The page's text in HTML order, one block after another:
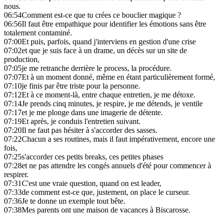
nous.
06:54Comment est-ce que tu crées ce bouclier magique ?
06:56Il faut être empathique pour identifier les émotions sans être
totalement contaminé.
07:00Et puis, parfois, quand j'interviens en gestion d'une crise
07:02et que je suis face à un drame, un décès sur un site de
production,
07:05je me retranche derrière le process, la procédure.
07:07Et à un moment donné, même en étant particulièrement formé,
07:10je finis par être triste pour la personne.
07:12Et à ce moment-là, entre chaque entretien, je me détoxe.
07:14Je prends cinq minutes, je respire, je me détends, je ventile
07:17et je me plonge dans une imagerie de détente.
07:19Et après, je conduis l'entretien suivant.
07:20Il ne faut pas hésiter à s'accorder des sasses.
07:22Chacun a ses routines, mais il faut impérativement, encore une
fois,
07:25s'accorder ces petits breaks, ces petites phases
07:28et ne pas attendre les congés annuels d'été pour commencer à
respirer.
07:31C'est une vraie question, quand on est leader,
07:33de comment est-ce que, justement, on place le curseur.
07:36Je te donne un exemple tout bête.
07:38Mes parents ont une maison de vacances à Biscarosse.